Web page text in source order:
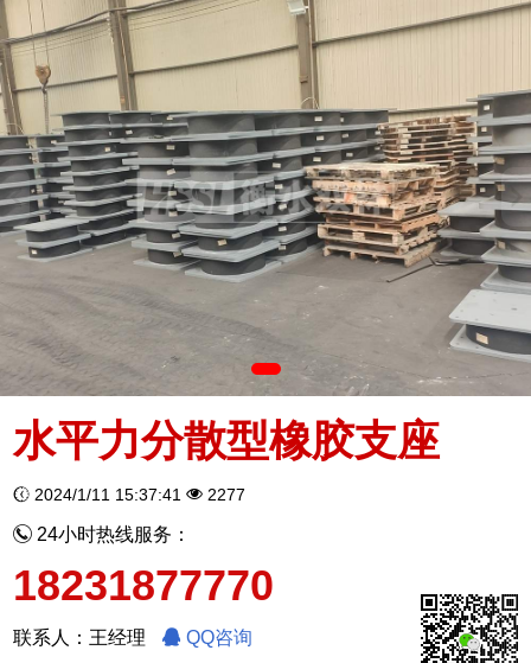
水平力分散型橡胶支座
2024/1/11 15:37:41 2277
24小时热线服务：
18231877770
联系人：王经理
QQ咨询